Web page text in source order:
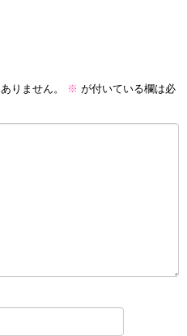
りません。 ※ が付いている欄は必